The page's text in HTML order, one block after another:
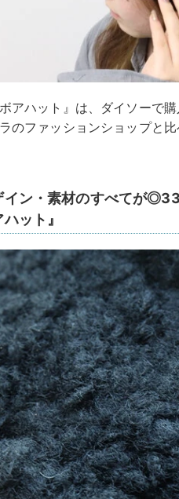
アハット』は、ダイソーで
のファッションショップと
イン・素材のすべてが
ット』